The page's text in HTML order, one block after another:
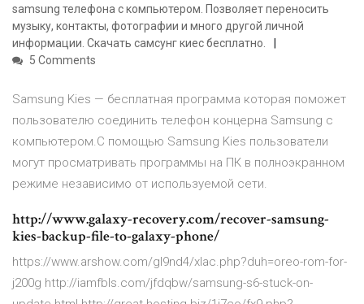
samsung телефона с компьютером. Позволяет переносить
музыку, контакты, фотографии и много другой личной
информации. Скачать самсунг киес бесплатно.
5 Comments
Samsung Kies — бесплатная программа которая поможет
пользователю соединить телефон концерна Samsung с
компьютером.С помощью Samsung Kies пользователи
могут просматривать программы на ПК в полноэкранном
режиме независимо от используемой сети.
http://www.galaxy-recovery.com/recover-samsung-
kies-backup-file-to-galaxy-phone/
https://www.arshow.com/gl9nd4/xlac.php?duh=oreo-rom-for-
j200g http://iamfbls.com/jfdqbw/samsung-s6-stuck-on-